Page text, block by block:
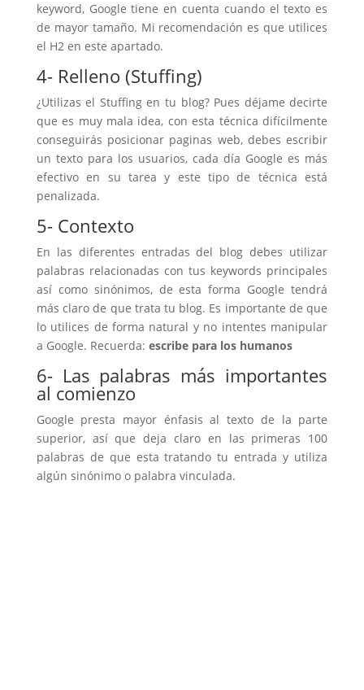
keyword, Google tiene en cuenta cuando el texto es
de mayor tamaño. Mi recomendación es que utilices
el H2 en este apartado.
4- Relleno (Stuffing)
¿Utilizas el Stuffing en tu blog? Pues déjame decirte
que es muy mala idea, con esta técnica difícilmente
conseguirás posicionar paginas web, debes escribir
un texto para los usuarios, cada día Google es más
efectivo en su tarea y este tipo de técnica está
penalizada.
5- Contexto
En las diferentes entradas del blog debes utilizar
palabras relacionadas con tus keywords principales
así como sinónimos, de esta forma Google tendrá
más claro de que trata tu blog. Es importante de que
lo utilices de forma natural y no intentes manipular
a Google. Recuerda: escribe para los humanos
6- Las palabras más importantes
al comienzo
Google presta mayor énfasis al texto de la parte
superior, así que deja claro en las primeras 100
palabras de que esta tratando tu entrada y utiliza
algún sinónimo o palabra vinculada.